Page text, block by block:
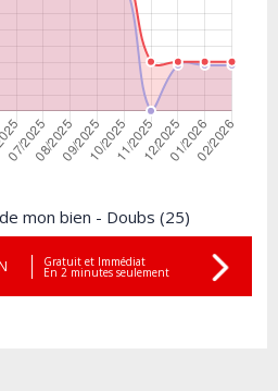
mon bien - Doubs (25)
Gratuit et Immédiat
En 2 minutes seulement